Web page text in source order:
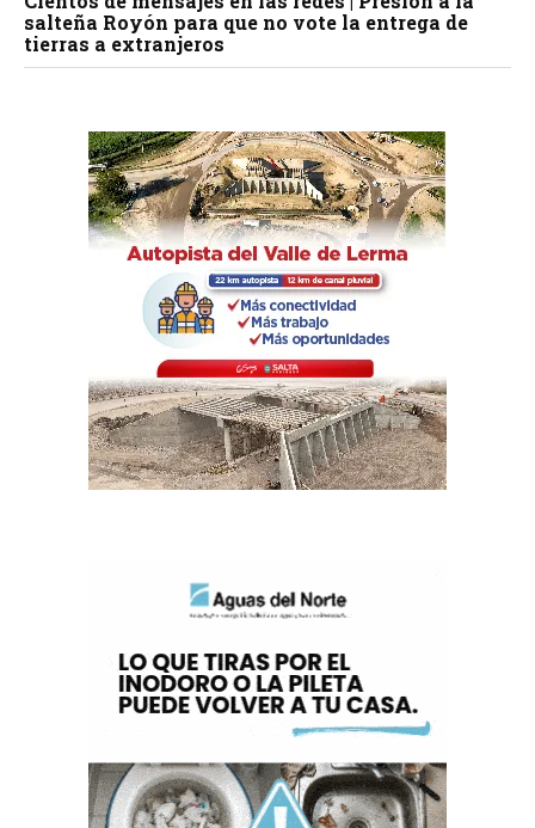
salteña Royón para que no vote la entrega de
tierras a extranjeros